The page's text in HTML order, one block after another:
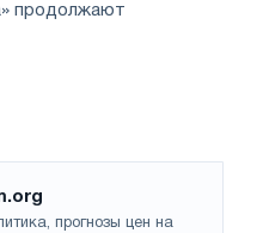
продолжают
прогнозы цен на